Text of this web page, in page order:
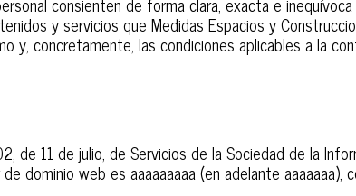
y servicios que Medidas Espacios y
y, concretamente, las condiciones aplicables a la
11 de julio, de Servicios de la Sociedad de la
dominio web es aaaaaaaaa (en adelante aaaaaaa),